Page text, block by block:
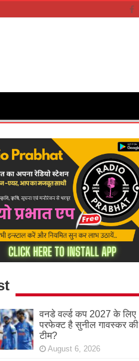
वनडे वर्ल्ड कप 2027 के लिए
परफेक्ट है सुनील गावस्कर की
टीम?
August 6, 2026